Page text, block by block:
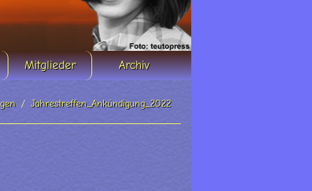
Mitglieder Archiv
Jahrestreffen_Ankündigung_2022